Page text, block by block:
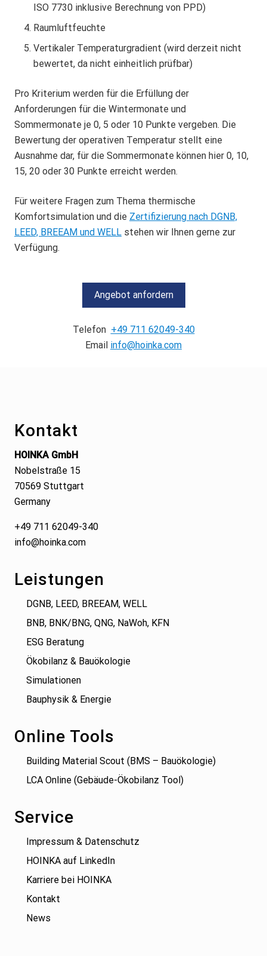
ISO 7730 inklusive Berechnung von PPD)
Raumluftfeuchte
Vertikaler Temperaturgradient (wird derzeit nicht
bewertet, da nicht einheitlich prüfbar)
Pro Kriterium werden für die Erfüllung der
Anforderungen für die Wintermonate und
Sommermonate je 0, 5 oder 10 Punkte vergeben. Die
Bewertung der operativen Temperatur stellt eine
Ausnahme dar, für die Sommermonate können hier 0, 10,
15, 20 oder 30 Punkte erreicht werden.
Für weitere Fragen zum Thema thermische
Komfortsimulation und die Zertifizierung nach DGNB,
LEED, BREEAM und WELL stehen wir Ihnen gerne zur
Verfügung.
Angebot anfordern
Telefon +49 711 62049-340
Email info@hoinka.com
Kontakt
HOINKA GmbH
Nobelstraße 15
70569 Stuttgart
Germany
+49 711 62049-340
info@hoinka.com
Leistungen
DGNB, LEED, BREEAM, WELL
BNB, BNK/BNG, QNG, NaWoh, KFN
ESG Beratung
Ökobilanz & Bauökologie
Simulationen
Bauphysik & Energie
Online Tools
Building Material Scout (BMS – Bauökologie)
LCA Online (Gebäude-Ökobilanz Tool)
Service
Impressum & Datenschutz
HOINKA auf LinkedIn
Karriere bei HOINKA
Kontakt
News